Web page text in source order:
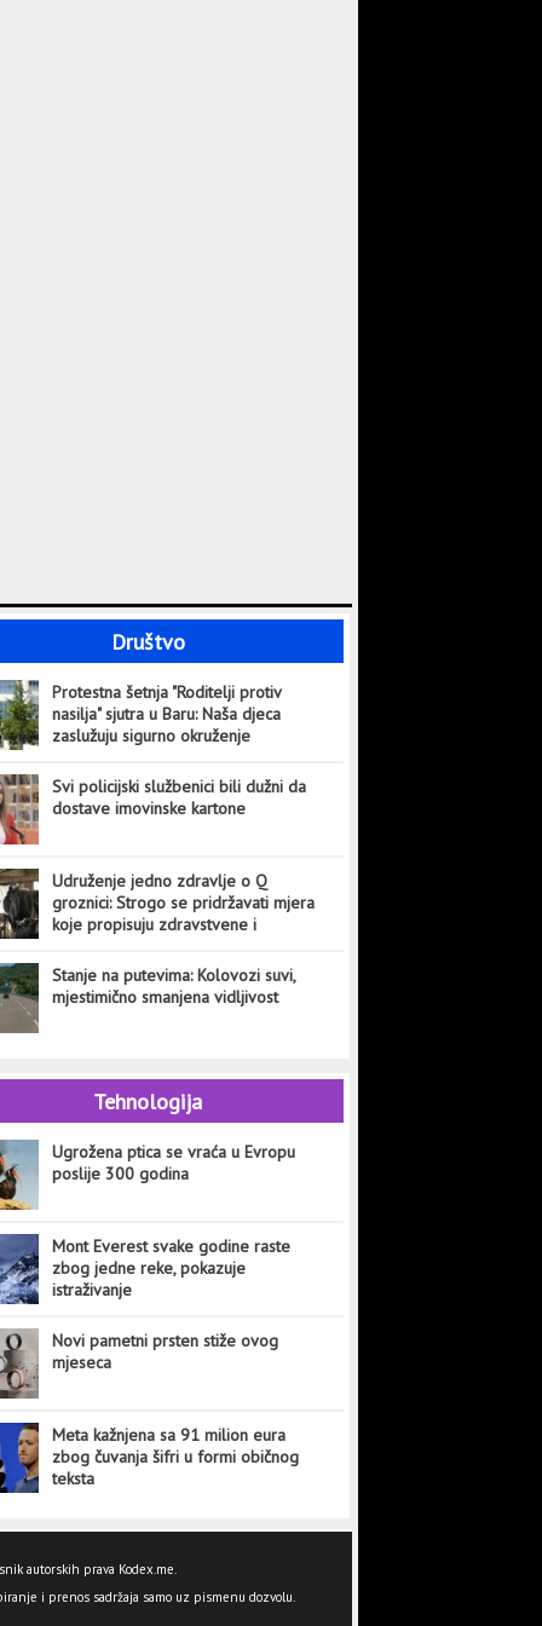
Društvo
Protestna šetnja "Roditelji protiv
nasilja" sjutra u Baru: Naša djeca
zaslužuju sigurno okruženje
Svi policijski službenici bili dužni da
dostave imovinske kartone
Udruženje jedno zdravlje o Q
groznici: Strogo se pridržavati mjera
koje propisuju zdravstvene i
Stanje na putevima: Kolovozi suvi,
mjestimično smanjena vidljivost
Tehnologija
Ugrožena ptica se vraća u Evropu
poslije 300 godina
Mont Everest svake godine raste
zbog jedne reke, pokazuje
istraživanje
Novi pametni prsten stiže ovog
mjeseca
Meta kažnjena sa 91 milion eura
zbog čuvanja šifri u formi običnog
teksta
autorskih prava Kodex.me.
i prenos sadržaja samo uz pismenu dozvolu.